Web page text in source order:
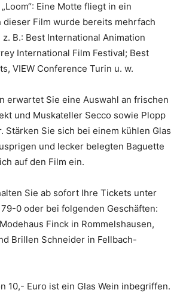
Eine Motte fliegt in ein
dieser Film wurde bereits mehrfach
B.: Best International Animation
International Film Festival; Best
VIEW Conference Turin u. w.
erwartet Sie eine Auswahl an frischen
und Muskateller Secco sowie Plopp
Stärken Sie sich bei einem kühlen Glas
und lecker belegten Baguette
auf den Film ein.
Sie ab sofort Ihre Tickets unter
0 oder bei folgenden Geschäften:
Finck in Rommelshausen,
Brillen Schneider in Fellbach-
10,- Euro ist ein Glas Wein inbegriffen.